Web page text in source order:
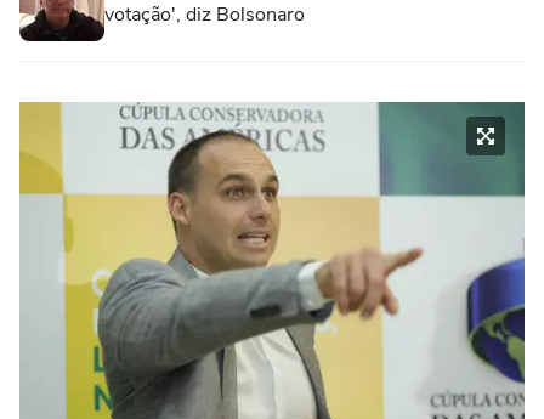
votação', diz Bolsonaro